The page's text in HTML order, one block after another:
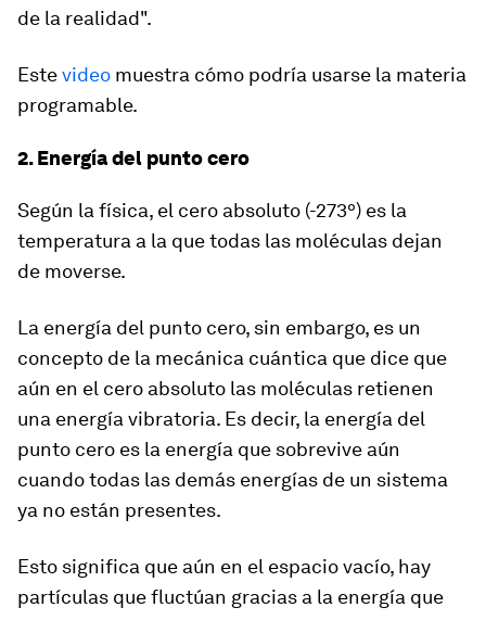
de la realidad".
Estevideo muestra cómo podría usarse la materia
programable.
2. Energía del punto cero
Según la física, el cero absoluto (-273º) es la
temperatura a la que todas las moléculas dejan
de moverse.
La energía del punto cero, sin embargo, es un
concepto de la mecánica cuántica que dice que
aún en el cero absoluto las moléculas retienen
una energía vibratoria. Es decir, la energía del
punto cero es la energía que sobrevive aún
cuando todas las demás energías de un sistema
ya no están presentes.
Esto significa que aún en el espacio vacío, hay
partículas que fluctúan gracias a la energía que